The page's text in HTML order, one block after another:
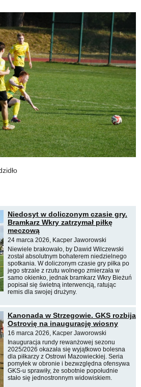
Niedosyt w doliczonym czasie gry.
Bramkarz Wkry zatrzymał piłkę
meczową
24 marca 2026, Kacper Jaworowski
Niewiele brakowało, by Dawid Wilczewski
został absolutnym bohaterem niedzielnego
spotkania. W doliczonym czasie gry piłka po
jego strzale z rzutu wolnego zmierzała w
samo okienko, jednak bramkarz Wkry Bieżuń
popisał się świetną interwencją, ratując
remis dla swojej drużyny.
Kanonada w Strzegowie. GKS rozbija
Ostrovię na inaugurację wiosny
16 marca 2026, Kacper Jaworowski
Inauguracja rundy rewanżowej sezonu
2025/2026 okazała się wyjątkowo bolesna
dla piłkarzy z Ostrowi Mazowieckiej. Seria
pomyłek w obronie i bezwzględna ofensywa
GKS-u sprawiły, że sobotnie popołudnie
stało się jednostronnym widowiskiem.